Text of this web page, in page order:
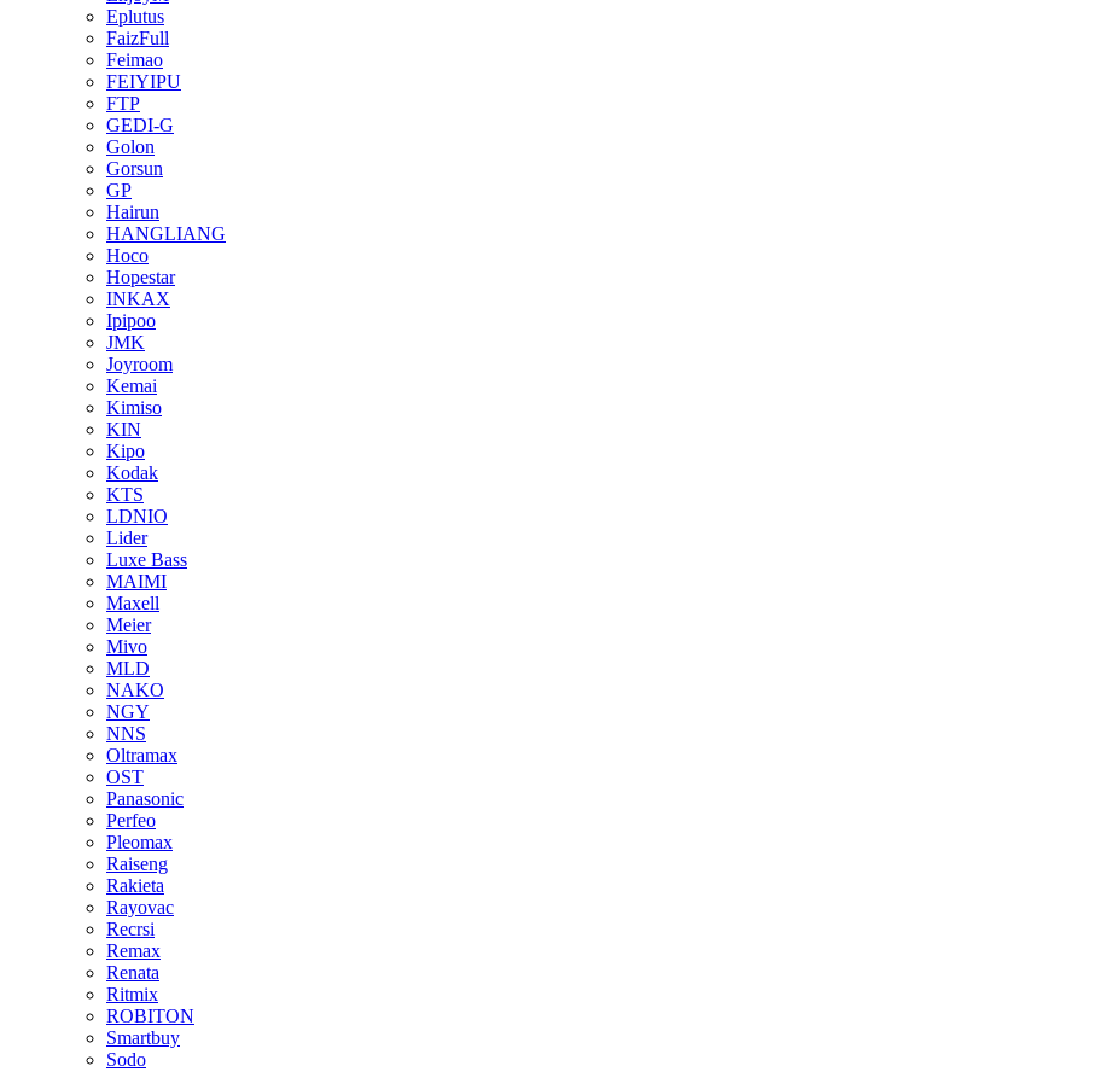
Eplutus
FaizFull
Feimao
FEIYIPU
FTP
GEDI-G
Golon
Gorsun
GP
Hairun
HANGLIANG
Hoco
Hopestar
INKAX
Ipipoo
JMK
Joyroom
Kemai
Kimiso
KIN
Kipo
Kodak
KTS
LDNIO
Lider
Luxe Bass
MAIMI
Maxell
Meier
Mivo
MLD
NAKO
NGY
NNS
Oltramax
OST
Panasonic
Perfeo
Pleomax
Raiseng
Rakieta
Rayovac
Recrsi
Remax
Renata
Ritmix
ROBITON
Smartbuy
Sodo